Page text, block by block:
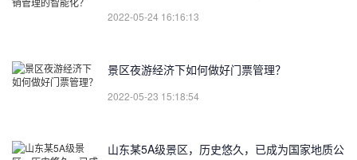
2022-05-24 16:16:13
景区夜游经济下如何做好门票管理？
2022-05-23 15:18:54
山东某5A级景区，历史悠久，已成为国家地质公